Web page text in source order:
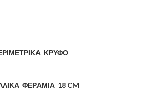
ΚΡΥΦΟ
ΦΕΡΑΜΙΑ 18 CM